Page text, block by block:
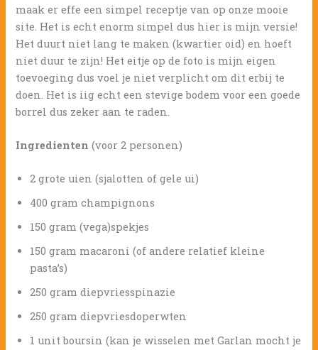
maak er effe een simpel receptje van op onze mooie
site. Het is echt enorm simpel dus hier is mijn versie!
Het duurt niet lang te maken (kwartier oid) en hoeft
niet duur te zijn! Het eitje op de foto is mijn eigen
toevoeging dus voel je niet verplicht om dit erbij te
doen. Het is iig echt een stevige bodem voor een goede
borrel dus zeker aan te raden.
Ingredienten (voor 2 personen)
2 grote uien (sjalotten of gele ui)
400 gram champignons
150 gram (vega)spekjes
150 gram macaroni (of andere relatief kleine
pasta’s)
250 gram diepvriesspinazie
250 gram diepvriesdoperwten
1 unit boursin (kan je wisselen met Garlan mocht je